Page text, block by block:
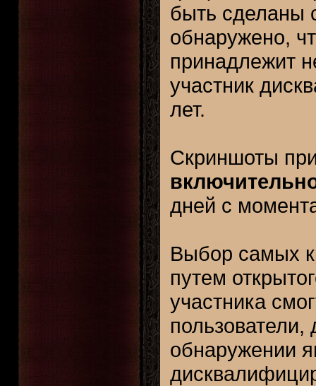
быть сделаны
обнаружено,
принадлежит
участник
лет.
Скриншоты
дней с
Выбор самых
путем
участника
обнаружении